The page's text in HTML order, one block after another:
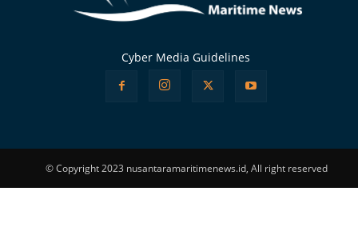
Cyber Media Guidelines
© Copyright 2023 nusantaramaritimenews.id, All right reserved